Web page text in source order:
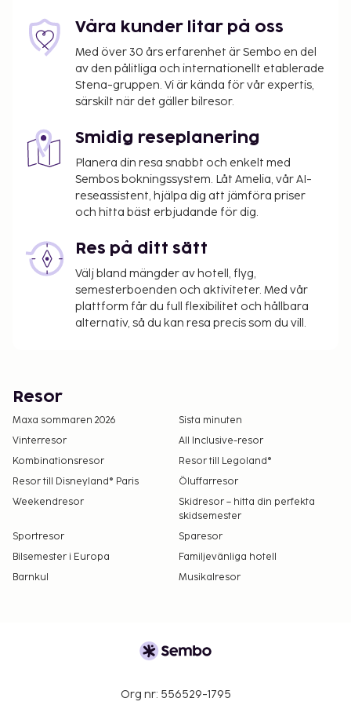
Våra kunder litar på oss
Med över 30 års erfarenhet är Sembo en del
av den pålitliga och internationellt etablerade
Stena-gruppen. Vi är kända för vår expertis,
särskilt när det gäller bilresor.
Smidig reseplanering
Planera din resa snabbt och enkelt med
Sembos bokningssystem. Låt Amelia, vår AI-
reseassistent, hjälpa dig att jämföra priser
och hitta bäst erbjudande för dig.
Res på ditt sätt
Välj bland mängder av hotell, flyg,
semesterboenden och aktiviteter. Med vår
plattform får du full flexibilitet och hållbara
alternativ, så du kan resa precis som du vill.
Resor
Maxa sommaren 2026
Sista minuten
Vinterresor
All Inclusive-resor
Kombinationsresor
Resor till Legoland®
Resor till Disneyland® Paris
Öluffarresor
Weekendresor
Skidresor – hitta din perfekta
skidsemester
Sportresor
Sparesor
Bilsemester i Europa
Familjevänliga hotell
Barnkul
Musikalresor
Org nr: 556529-1795